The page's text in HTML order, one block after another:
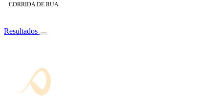
CORRIDA DE RUA
Resultados